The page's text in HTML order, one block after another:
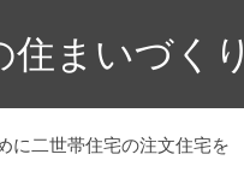
住まいづくり
に二世帯住宅の注文住宅を